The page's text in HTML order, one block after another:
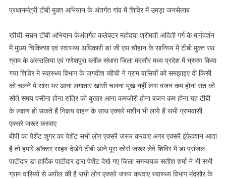
शिविर
में
उमड़ा
जनसेलाब
प्रधानमंत्री टीबी मुक्त अभियान के अंतर्गत गांव में शिविर में उमड़ा जनसेलाब
खीची-सघन टीबी अभियान केअंतर्गत कलेक्टर महोदया श्रीमती अदिती गर्ग के मार्गदर्शन
में मुख्य चिकित्सा एवं स्वास्थ्य अधिकारी डा जी एस चौहान के सानिध्य में टीबी मुक्त रथ
ग्राम के अंतरालिया एवं गणेशपुरा ब्लॉक संधारा जिला मंदसौर मध्य प्रदेश में भ्रमण किया
गया शिविर मे स्वास्थ्य विभाग के जगदीश खीची ने ग्राम वासियों को समझाइए दी किसी
को चलने में सांस भर आना लगातार खांसी चलना भूख नहीं लगा वजन कम होना रात को
सोते समय पसीना होना रात्रि को बुखार आना कमजोरी होना वजन कम होना यह टीबी
के लक्षण हो सकते हैं निक्षय वाहन के साथ एक्सरे मशीन भी लाये हैं सभी ग्रामवासी
एक्सरे जरूर करवाए
बीपी का पेशेंट शुगर का पेशेंट सभी लोग एक्सरै जरूर करवाए अगर एक्सरै इंफेक्शन आता
है तो हमारे डॉक्टर साहब देखेगे टीबी आने पूरा कोर्स जरूर लेवे शिविर में डा प्रांजल
पाटीदार डा हार्दिक पाटीदार द्वारा पेशेंट देखे गए जिला समन्वयक सतीश शर्मा ने भी सभी
ग्राम वासियों से अपील की है सभी लोग एक्सरे जरूर करवाए स्वास्थ्य विभाग मंदसौर के